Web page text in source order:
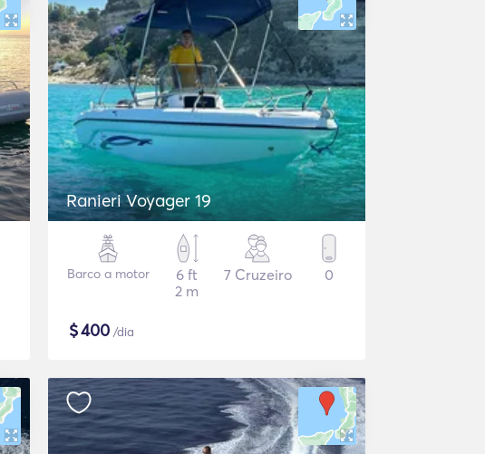
Ranieri Voyager 19
Barco a motor
6 ft
2 m
7 Cruzeiro 0
$400 /dia